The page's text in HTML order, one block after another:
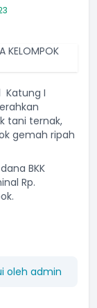
Katung I
tani ternak,
gemah ripah
BKK
Rp.
oleh admin